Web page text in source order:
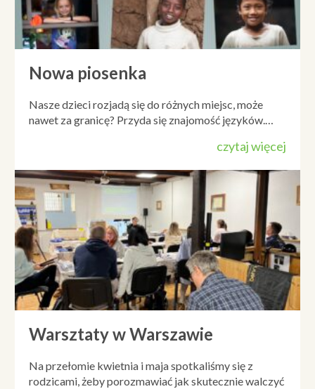
Nowa piosenka
Nasze dzieci rozjadą się do różnych miejsc, może
nawet za granicę? Przyda się znajomość języków.…
czytaj więcej
Warsztaty w Warszawie
Na przełomie kwietnia i maja spotkaliśmy się z
rodzicami, żeby porozmawiać jak skutecznie walczyć